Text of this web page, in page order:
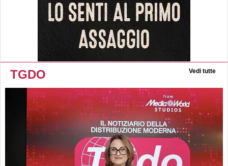
TGDO Vedi tutte